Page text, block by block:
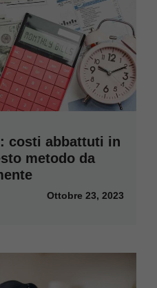
costi abbattuti in
metodo da
Ottobre 23, 2023